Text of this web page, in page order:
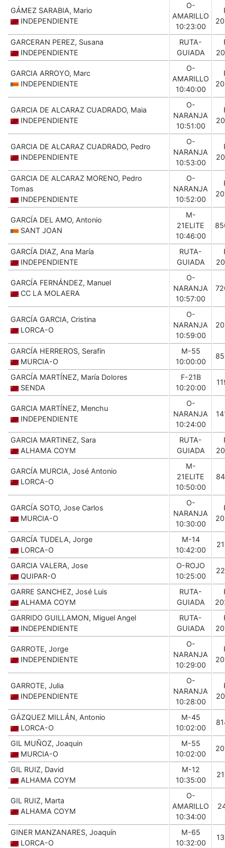
GÁMEZ SARABIA, Mario
INDEPENDIENTE
O-
AMARILLO
10:23:00
GARCERAN PEREZ, Susana
INDEPENDIENTE
RUTA-
GUIADA
GARCIA ARROYO, Marc
INDEPENDIENTE
O-
AMARILLO
10:40:00
GARCIA DE ALCARAZ CUADRADO, Maia
INDEPENDIENTE
O-
NARANJA
10:51:00
GARCIA DE ALCARAZ CUADRADO, Pedro
INDEPENDIENTE
O-
NARANJA
10:53:00
GARCIA DE ALCARAZ MORENO, Pedro
Tomas
INDEPENDIENTE
O-
NARANJA
10:52:00
GARCÍA DEL AMO, Antonio
SANT JOAN
M-
21ELITE
10:46:00
GARCÍA DIAZ, Ana María
INDEPENDIENTE
RUTA-
GUIADA
GARCÍA FERNÁNDEZ, Manuel
CC LA MOLAERA
O-
NARANJA
10:57:00
GARCÍA GARCIA, Cristina
LORCA-O
O-
NARANJA
10:59:00
GARCÍA HERREROS, Serafín
MURCIA-O
M-55
10:00:00
GARCÍA MARTÍNEZ, María Dolores
SENDA
F-21B
10:20:00
GARCIA MARTÍNEZ, Menchu
INDEPENDIENTE
O-
NARANJA
10:24:00
GARCIA MARTINEZ, Sara
ALHAMA COYM
RUTA-
GUIADA
GARCÍA MURCIA, José Antonio
LORCA-O
M-
21ELITE
10:50:00
GARCÍA SOTO, Jose Carlos
MURCIA-O
O-
NARANJA
10:30:00
GARCÍA TUDELA, Jorge
LORCA-O
M-14
10:42:00
GARCIA VALERA, Jose
QUIPAR-O
O-ROJO
10:25:00
GARRE SANCHEZ, José Luis
ALHAMA COYM
RUTA-
GUIADA
GARRIDO GUILLAMON, Miguel Angel
INDEPENDIENTE
RUTA-
GUIADA
GARROTE, Jorge
INDEPENDIENTE
O-
NARANJA
10:29:00
GARROTE, Julia
INDEPENDIENTE
O-
NARANJA
10:28:00
GÁZQUEZ MILLÁN, Antonio
LORCA-O
M-45
10:02:00
GIL MUÑOZ, Joaquin
MURCIA-O
M-55
10:02:00
GIL RUIZ, David
ALHAMA COYM
M-12
10:35:00
GIL RUIZ, Marta
ALHAMA COYM
O-
AMARILLO
10:34:00
GINER MANZANARES, Joaquín
LORCA-O
M-65
10:32:00